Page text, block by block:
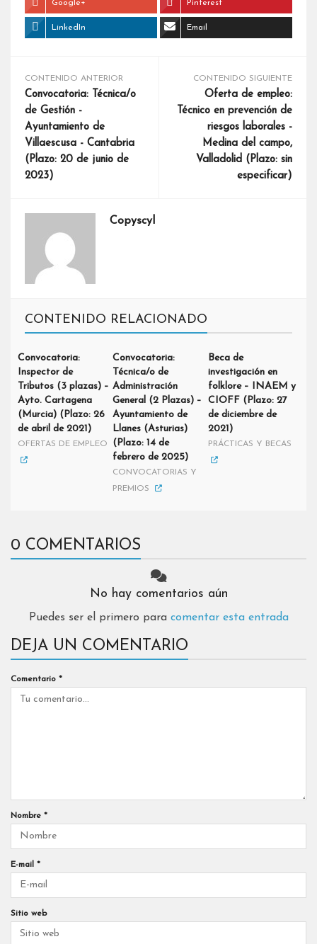
Google+ Pinterest
LinkedIn Email
CONTENIDO ANTERIOR
Convocatoria: Técnica/o
de Gestión -
Ayuntamiento de
Villaescusa - Cantabria
(Plazo: 20 de junio de
2023)
CONTENIDO SIGUIENTE
Oferta de empleo:
Técnico en prevención de
riesgos laborales -
Medina del campo,
Valladolid (Plazo: sin
especificar)
Copyscyl
CONTENIDO RELACIONADO
Convocatoria:
Inspector de
Tributos (3 plazas) –
Ayto. Cartagena
(Murcia) (Plazo: 26
de abril de 2021)
OFERTAS DE EMPLEO
Convocatoria:
Técnica/o de
Administración
General (2 Plazas) –
Ayuntamiento de
Llanes (Asturias)
(Plazo: 14 de
febrero de 2025)
CONVOCATORIAS Y
PREMIOS
Beca de
investigación en
folklore – INAEM y
CIOFF (Plazo: 27
de diciembre de
2021)
PRÁCTICAS Y BECAS
0 COMENTARIOS
No hay comentarios aún
Puedes ser el primero para comentar esta entrada
DEJA UN COMENTARIO
Comentario *
Nombre *
E-mail *
Sitio web